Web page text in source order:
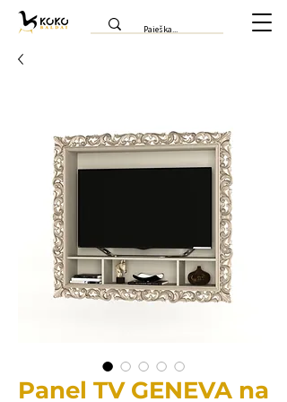
Panel TV GENEVA na